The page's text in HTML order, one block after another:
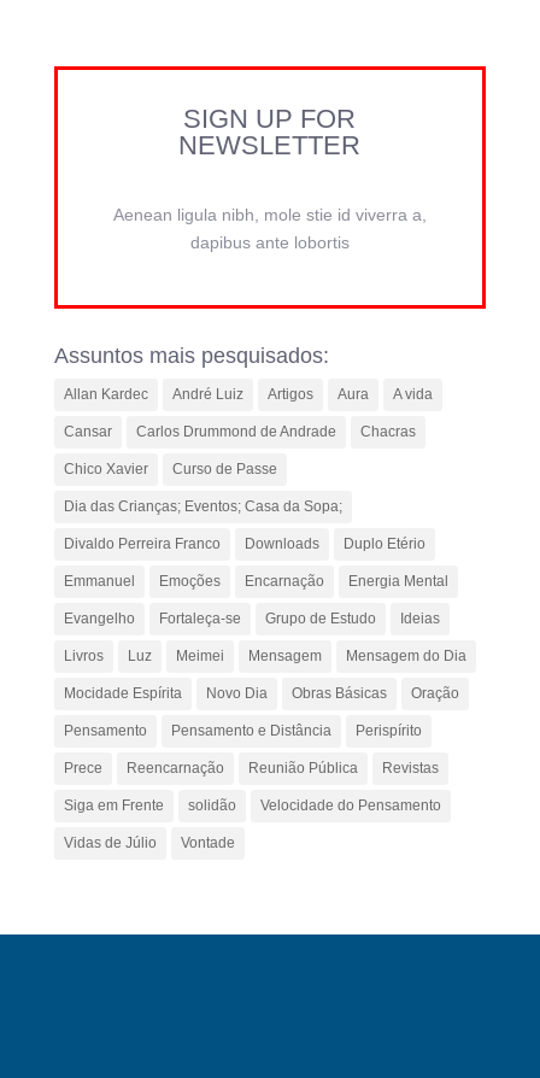
SIGN UP FOR
NEWSLETTER
Aenean ligula nibh, mole stie id viverra a,
dapibus ante lobortis
Assuntos mais pesquisados:
Allan Kardec André Luiz Artigos Aura A vida
Cansar Carlos Drummond de Andrade Chacras
Chico Xavier Curso de Passe
Dia das Crianças; Eventos; Casa da Sopa;
Divaldo Perreira Franco Downloads Duplo Etério
Emmanuel Emoções Encarnação Energia Mental
Evangelho Fortaleça-se Grupo de Estudo Ideias
Livros Luz Meimei Mensagem Mensagem do Dia
Mocidade Espírita Novo Dia Obras Básicas Oração
Pensamento Pensamento e Distância Perispírito
Prece Reencarnação Reunião Pública Revistas
Siga em Frente solidão Velocidade do Pensamento
Vidas de Júlio Vontade